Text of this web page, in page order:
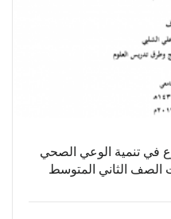
في تنمية الوعي الصحي
الصف الثاني المتوسط